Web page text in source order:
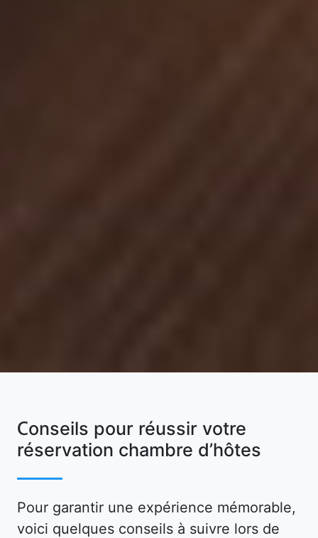
Conseils pour réussir votre
réservation chambre d’hôtes
Pour garantir une expérience mémorable,
voici quelques conseils à suivre lors de